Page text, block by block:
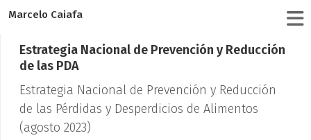
Marcelo Caiafa
Estrategia Nacional de Prevención y Reducción
de las PDA
Estrategia Nacional de Prevención y Reducción
de las Pérdidas y Desperdicios de Alimentos
(agosto 2023)